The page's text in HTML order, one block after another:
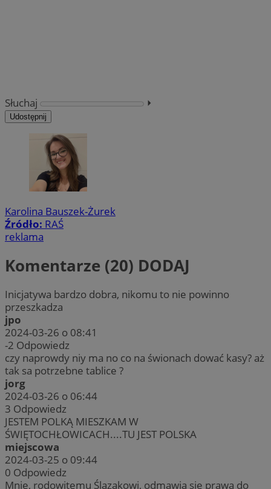
Słuchaj ⏵︎
Udostępnij
Karolina Bauszek-Żurek
Źródło: RAŚ
reklama
Komentarze (20) DODAJ
Inicjatywa bardzo dobra, nikomu to nie powinno
przeszkadza
jpo
2024-03-26 o 08:41
-2 Odpowiedz
czy naprowdy niy ma no co na świonach dować kasy? aż
tak sa potrzebne tablice ?
jorg
2024-03-26 o 06:44
3 Odpowiedz
JESTEM POLKĄ MIESZKAM W
ŚWIĘTOCHŁOWICACH....TU JEST POLSKA
miejscowa
2024-03-25 o 09:44
0 Odpowiedz
Mnie, rodowitemu Ślązakowi, odmawia się prawa do